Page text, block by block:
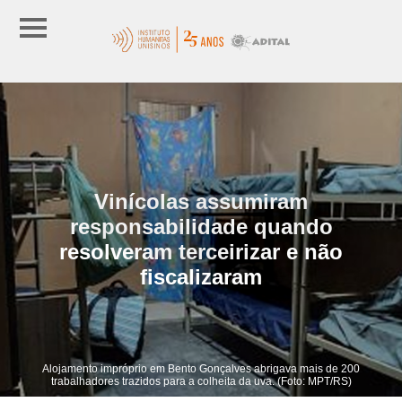
Vinícolas assumiram
responsabilidade quando
resolveram terceirizar e não
fiscalizaram
Alojamento impróprio em Bento Gonçalves abrigava mais de 200
trabalhadores trazidos para a colheita da uva. (Foto: MPT/RS)